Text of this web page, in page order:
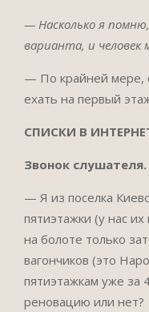
— Насколько я
варианта, и человек
— По крайней мере,
ехать на первый
СПИСКИ В
Звонок
— Я из поселка
пятиэтажки (у нас
на болоте только
вагончиков (это
пятиэтажкам уже за
реновацию или нет?